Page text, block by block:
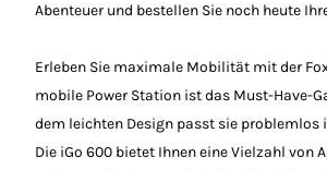
Abenteuer und bestellen Sie noch heute
Erleben Sie maximale Mobilität mit der
mobile Power Station ist das Must-Have-
dem leichten Design passt sie problemlos
Die iGo 600 bietet Ihnen eine Vielzahl von